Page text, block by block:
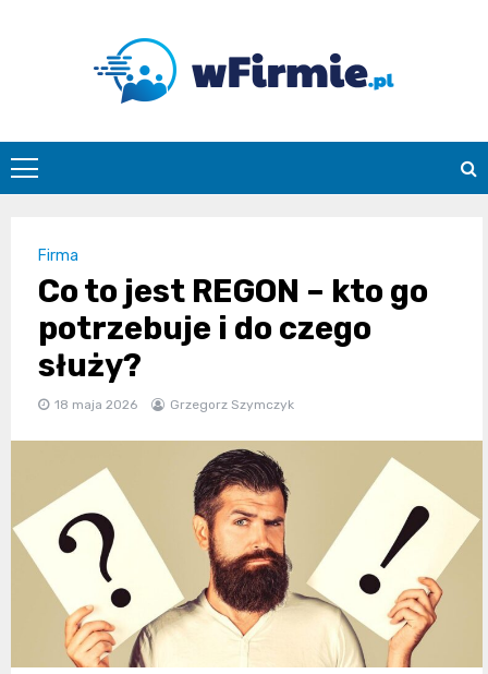
Wfirmie.pl
Firma
Co to jest REGON – kto go
potrzebuje i do czego
służy?
18 maja 2026 Grzegorz Szymczyk